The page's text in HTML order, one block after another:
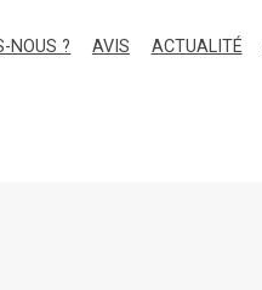
NOUS ? AVIS ACTUALITÉ